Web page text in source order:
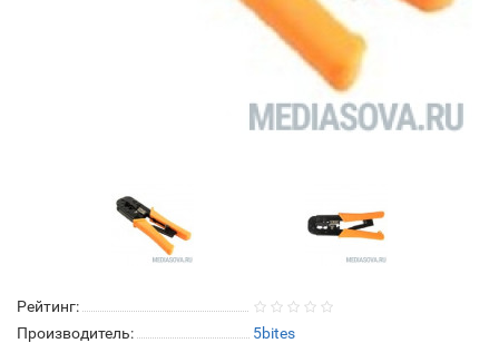
Рейтинг:
Производитель:
5bites